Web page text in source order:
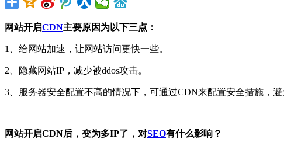
网站开启CDN主要原因为以下三点：
1、给网站加速，让网站访问更快一些。
2、隐藏网站IP，减少被ddos攻击。
3、服务器安全配置不高的情况下，可通过CDN来配置安全措施，避
网站开启CDN后，变为多IP了，对SEO有什么影响？